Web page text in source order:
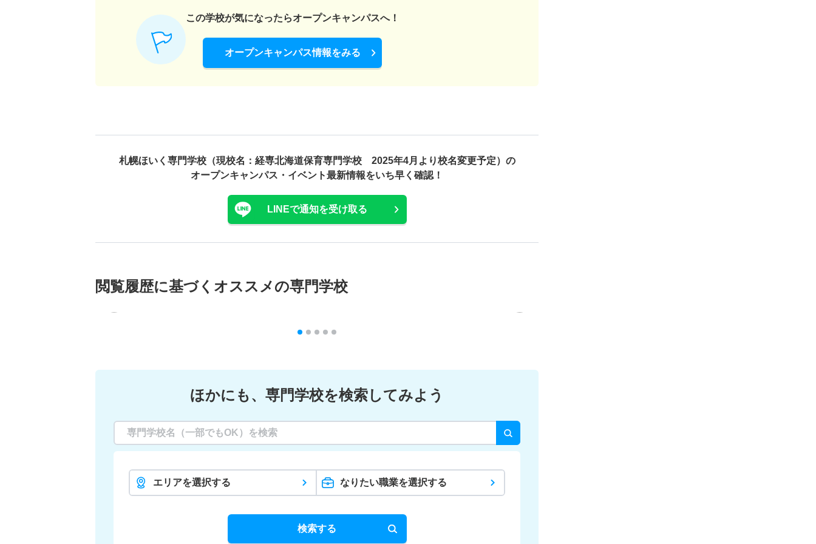
この学校が気になったらオープンキャンパスへ！
オープンキャンパス情報をみる
札幌ほいく専門学校（現校名：経専北海道保育専門学校 2025年4月より校名変更予定）の
オープンキャンパス・ イベント最新情報をいち早く確認！
LINEで通知を受け取る
閲覧履歴に基づく オススメの専門学校
ほかにも、 専門学校を検索してみよう
エリアを選択する なりたい職業を選択する
検索する